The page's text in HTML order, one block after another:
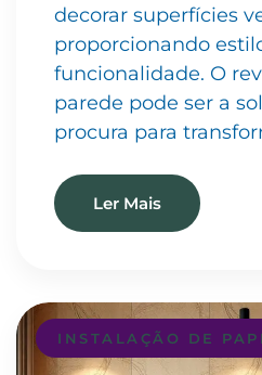
decorar superfícies
proporcionando
funcionalidade. O
parede pode ser a
procura para
Ler Mais
INSTALAÇÃO DE